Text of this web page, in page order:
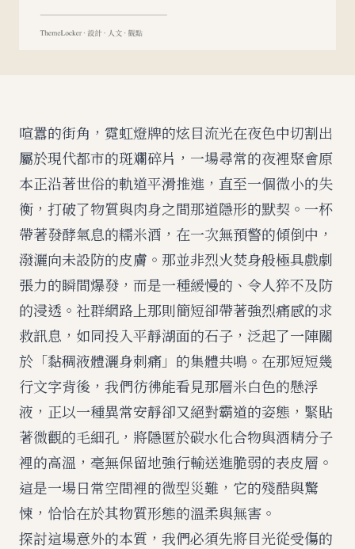
喧囂的街角，霓虹燈牌的炫目流光在夜色中切割出
屬於現代都市的斑斕碎片，一場尋常的夜裡聚會原
本正沿著世俗的軌道平滑推進，直至一個微小的失
衡，打破了物質與肉身之間那道隱形的默契。一杯
帶著發酵氣息的糯米酒，在一次無預警的傾倒中，
潑灑向未設防的皮膚。那並非烈火焚身般極具戲劇
張力的瞬間爆發，而是一種緩慢的、令人猝不及防
的浸透。社群網路上那則簡短卻帶著強烈痛感的求
救訊息，如同投入平靜湖面的石子，泛起了一陣關
於「黏稠液體灑身刺痛」的集體共鳴。在那短短幾
行文字背後，我們彷彿能看見那層米白色的懸浮
液，正以一種異常安靜卻又絕對霸道的姿態，緊貼
著微觀的毛細孔，將隱匿於碳水化合物與酒精分子
裡的高溫，毫無保留地強行輸送進脆弱的表皮層。
這是一場日常空間裡的微型災難，它的殘酷與驚
悚，恰恰在於其物質形態的溫柔與無害。
探討這場意外的本質，我們必須先將目光從受傷的